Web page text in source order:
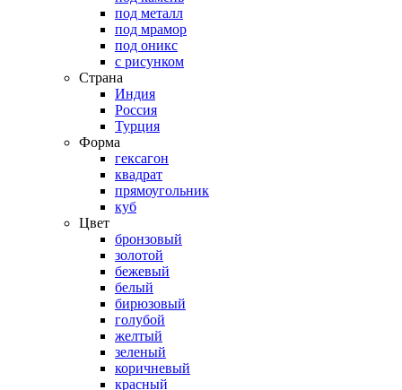
под металл
под мрамор
под оникс
с рисунком
Страна
Индия
Россия
Турция
Форма
гексагон
квадрат
прямоугольник
куб
Цвет
бронзовый
золотой
бежевый
белый
бирюзовый
голубой
желтый
зеленый
коричневый
красный